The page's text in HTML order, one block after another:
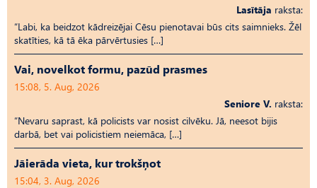
Lasītāja raksta:
“Labi, ka beidzot kādreizējai Cēsu pienotavai būs cits saimnieks. Žēl
skatīties, kā tā ēka pārvērtusies […]
Vai, novelkot formu, pazūd prasmes
15:08, 5. Aug, 2026
Seniore V. raksta:
“Nevaru saprast, kā policists var nosist cilvēku. Jā, neesot bijis
darbā, bet vai policistiem neiemāca, […]
Jāierāda vieta, kur trokšņot
15:04, 3. Aug, 2026